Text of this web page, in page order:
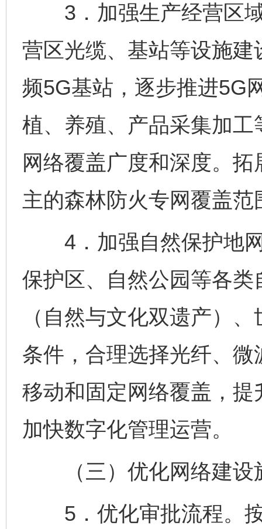
3．加强生产经营区域
营区光缆、基站等设施
频5G基站，逐步推进5G
植、养殖、产品采集加
网络覆盖广度和深度。
主的森林防火专网覆盖范
4．加强自然保护地网
保护区、自然公园等各
（自然与文化双遗产）
条件，合理选择光纤、
移动和固定网络覆盖，
加快数字化管理运营。
（三）优化网络建设
5．优化审批流程。按